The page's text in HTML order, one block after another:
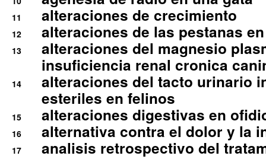
11 alteraciones de crecimiento
12 alteraciones de las pestanas
13
alteraciones del magnesio
insuficiencia renal cronica
14
alteraciones del tacto urinario
esteriles en felinos
15 alteraciones digestivas en
16 alternativa contra el dolor y la
17
analisis retrospectivo del